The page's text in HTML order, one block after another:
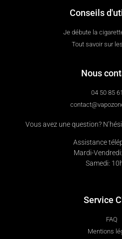
Conseils
Je débute la
Tout savoir sur
Nous
04 50 85
Vous avez une question?
Assistance
Mardi-
Samedi:
Service
FAQ
Mentions